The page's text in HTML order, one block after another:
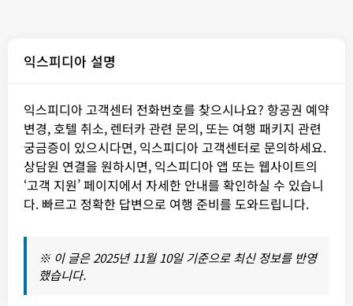
익스피디아 설명
익스피디아 고객센터 전화번호를 찾으시나요? 항공권 예약
변경, 호텔 취소, 렌터카 관련 문의, 또는 여행 패키지 관련
궁금증이 있으시다면, 익스피디아 고객센터로 문의하세요.
상담원 연결을 원하시면, 익스피디아 앱 또는 웹사이트의
‘고객 지원’ 페이지에서 자세한 안내를 확인하실 수 있습니
다. 빠르고 정확한 답변으로 여행 준비를 도와드립니다.
※ 이 글은 2025년 11월 10일 기준으로 최신 정보를 반영
했습니다.